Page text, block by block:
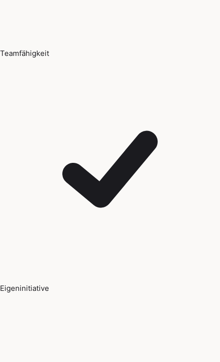
Teamfähigkeit
Eigeninitiative